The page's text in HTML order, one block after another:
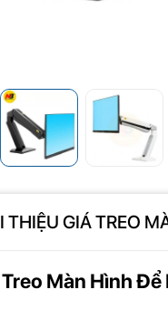
THIỆU GIÁ TREO
Màn Hình